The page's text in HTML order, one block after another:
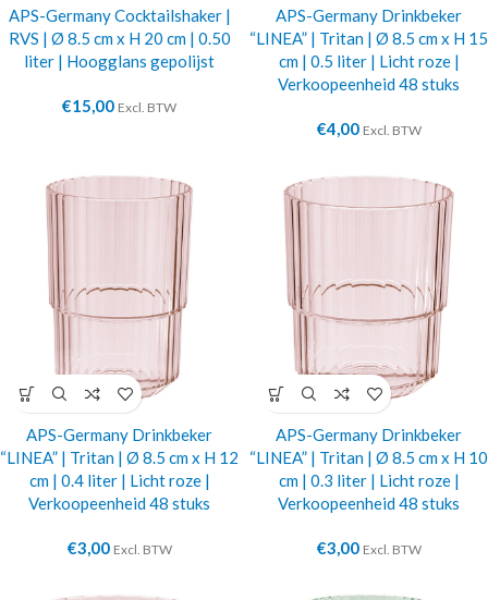
APS-Germany Cocktailshaker |
RVS | Ø 8.5 cm x H 20 cm | 0.50
liter | Hoogglans gepolijst
€15,00 Excl. BTW
APS-Germany Drinkbeker
“LINEA” | Tritan | Ø 8.5 cm x H 15
cm | 0.5 liter | Licht roze |
Verkoopeenheid 48 stuks
€4,00 Excl. BTW
APS-Germany Drinkbeker
“LINEA” | Tritan | Ø 8.5 cm x H 12
cm | 0.4 liter | Licht roze |
Verkoopeenheid 48 stuks
€3,00 Excl. BTW
APS-Germany Drinkbeker
“LINEA” | Tritan | Ø 8.5 cm x H 10
cm | 0.3 liter | Licht roze |
Verkoopeenheid 48 stuks
€3,00 Excl. BTW